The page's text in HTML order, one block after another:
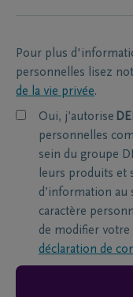
Pour plus
personnelles lisez
de la vie privée.
Oui, j’autorise
personnelles
sein du groupe
leurs produits et
d’information au
caractère
de modifier
déclaration de